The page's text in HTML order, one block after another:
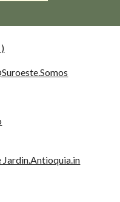
Jardin.Antioquia.in